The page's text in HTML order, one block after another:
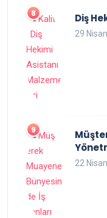
Diş
29
22